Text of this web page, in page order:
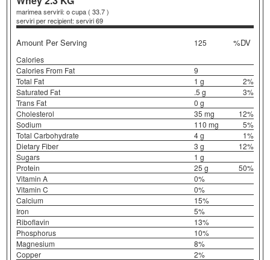
marimea servirii: o cupa ( 33.7 )
serviri per recipient: serviri 69
Amount Per Serving %DV
Calories
125
Calories From Fat
9
Total Fat
1 g
2%
Saturated Fat
.5 g
3%
Trans Fat
0 g
Cholesterol
35 mg
12%
Sodium
110 mg
5%
Total Carbohydrate
4 g
1%
Dietary Fiber
3 g
12%
Sugars
1 g
Protein
25 g
50%
Vitamin A
0%
Vitamin C
0%
Calcium
15%
Iron
5%
Riboflavin
13%
Phosphorus
10%
Magnesium
8%
Copper
2%